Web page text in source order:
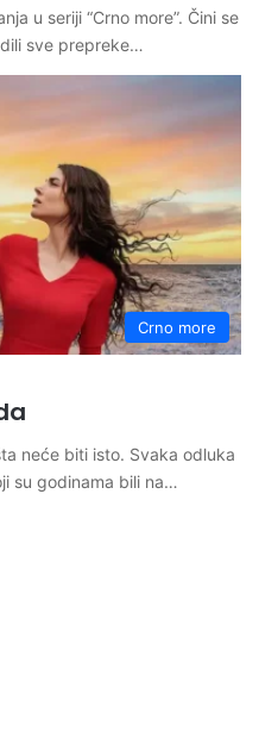
u seriji “Crno more”. Čini se
sve prepreke…
Crno more
neće biti isto. Svaka odluka
su godinama bili na…